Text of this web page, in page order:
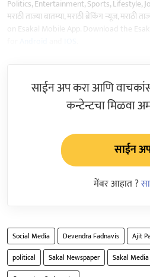
Politics, Entertainment, Sports, Lifestyle,
मराठी ताज्या बातम्या, मराठी ब्रेकिंग न्यूज, मराठी
on Esakal Mobile App. Download the
साईन अप करा आणि
कन्टेन्टचा मिळवा
साईन
मेंबर आहात ?
Social Media Devendra Fadnavis Ajit
political
Sakal Newspaper Sakal